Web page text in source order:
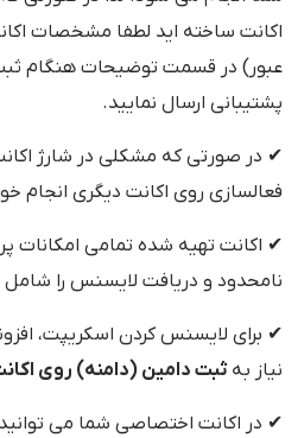
اکانت ساخته اید لطفا مشخصات
عبور) در قسمت توضیحات هنگام
پشتیبانی ارسال نمایید.
✔ در صورتی که مشکلی در شارژ
فعالسازی روی اکانت دیگری انجام
✔ اکانت تهیه شده تمامی امکانات
نامحدود و دریافت لایسنس را
✔ برای لایسنس کردن اسکریپت،
نیاز به ثبت دامین (دامنه) روی